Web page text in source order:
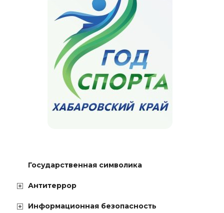
Государственная символика
Антитеррор
Информационная безопасность